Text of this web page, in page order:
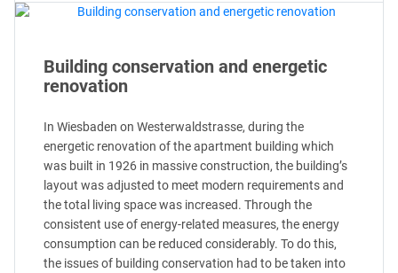
Building conservation and energetic
renovation
In Wiesbaden on Westerwaldstrasse, during the
energetic renovation of the apartment building which
was built in 1926 in massive construction, the building’s
layout was adjusted to meet modern requirements and
the total living space was increased. Through the
consistent use of energy-related measures, the energy
consumption can be reduced considerably. To do this,
the issues of building conservation had to be taken into